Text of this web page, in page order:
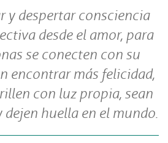
y despertar consciencia
desde el amor, para
se conecten con su
encontrar más felicidad,
con luz propia, sean
dejen huella en el mundo.